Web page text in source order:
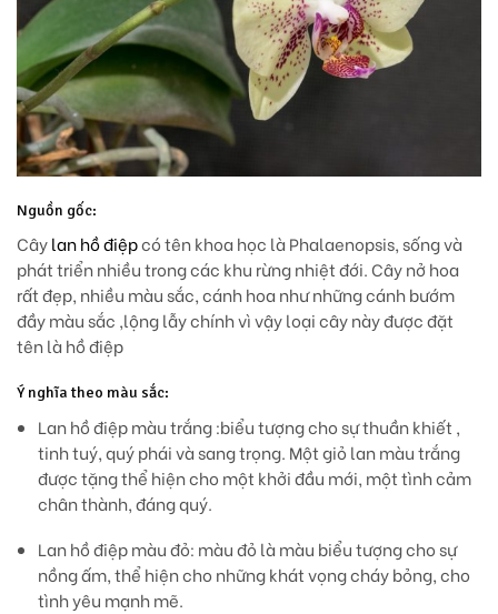
Nguồn gốc:
Câylan hồ điệpcó tên khoa học là Phalaenopsis, sống và
phát triển nhiều trong các khu rừng nhiệt đới. Cây nở hoa
rất đẹp, nhiều màu sắc, cánh hoa như những cánh bướm
đầy màu sắc ,lộng lẫy chính vì vậy loại cây này được đặt
tên là hồ điệp
Ý nghĩa theo màu sắc:
Lan hồ điệp màu trắng :biểu tượng cho sự thuần khiết ,
tinh tuý, quý phái và sang trọng. Một giỏ lan màu trắng
được tặng thể hiện cho một khởi đầu mới, một tình cảm
chân thành, đáng quý.
Lan hồ điệp màu đỏ: màu đỏ là màu biểu tượng cho sự
nồng ấm, thể hiện cho những khát vọng cháy bỏng, cho
tình yêu mạnh mẽ.